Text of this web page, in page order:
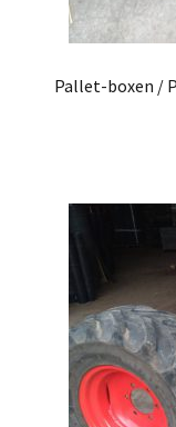
Pallet-boxen /